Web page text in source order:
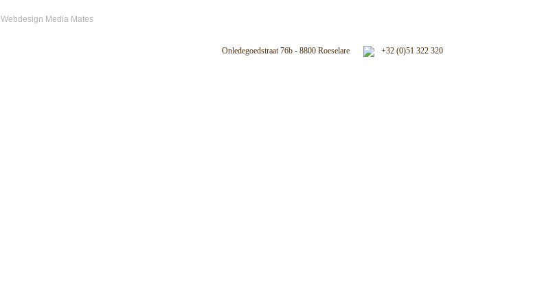
Onledegoedstraat 76b - 8800 Roeselare +32 (0)51 322 320
Webdesign Media Mates